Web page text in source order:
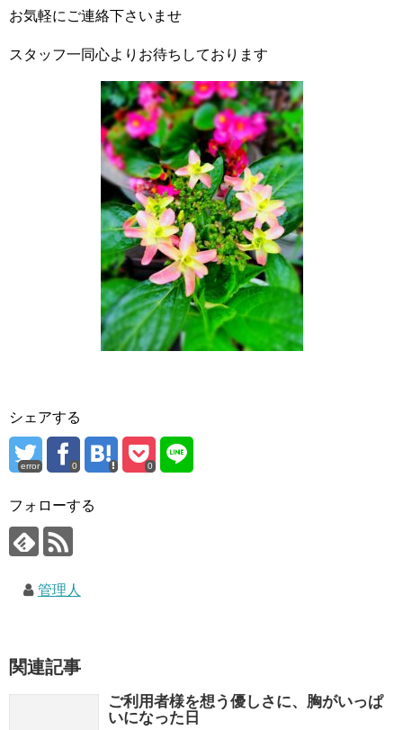
お気軽にご連絡下さいませ
スタッフ一同心よりお待ちしております
シェアする
error 0 0
フォローする
管理人
関連記事
ご利用者様を想う優しさに、胸がいっぱ
いになった日